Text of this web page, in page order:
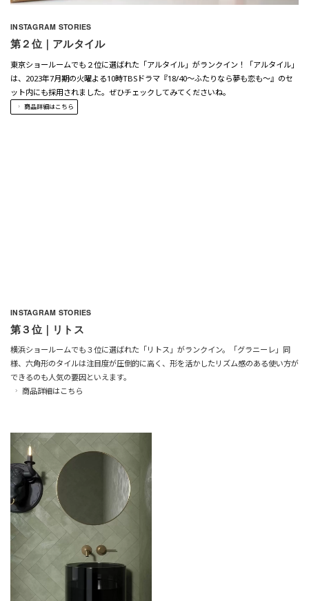
INSTAGRAM STORIES
第２位｜アルタイル
東京ショールームでも２位に選ばれた「アルタイル」がランクイン！「アルタイル」
は、2023年7月期の火曜よる10時TBSドラマ『18/40～ふたりなら夢も恋も～』のセ
ット内にも採用されました。ぜひチェックしてみてくださいね。
商品詳細はこちら
INSTAGRAM STORIES
第３位｜リトス
横浜ショールームでも３位に選ばれた「リトス」がランクイン。「グラニーレ」同
様、六角形のタイルは注目度が圧倒的に高く、形を活かしたリズム感のある使い方が
できるのも人気の要因といえます。
商品詳細はこちら